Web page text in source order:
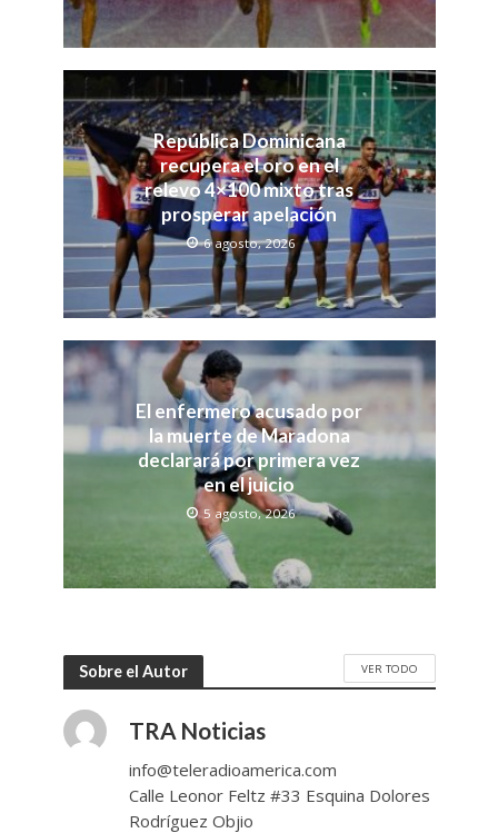
República Dominicana
recupera el oro en el
relevo 4×100 mixto tras
prosperar apelación
6 agosto, 2026
El enfermero acusado por
la muerte de Maradona
declarará por primera vez
en el juicio
5 agosto, 2026
Sobre el Autor VER TODO
TRA Noticias
info@teleradioamerica.com
Calle Leonor Feltz #33 Esquina Dolores
Rodríguez Objio